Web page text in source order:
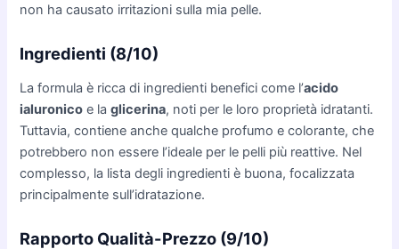
non ha causato irritazioni sulla mia pelle.
Ingredienti (8/10)
La formula è ricca di ingredienti benefici come l’acido
ialuronico e laglicerina, noti per le loro proprietà idratanti.
Tuttavia, contiene anche qualche profumo e colorante, che
potrebbero non essere l’ideale per le pelli più reattive. Nel
complesso, la lista degli ingredienti è buona, focalizzata
principalmente sull’idratazione.
Rapporto Qualità-Prezzo (9/10)